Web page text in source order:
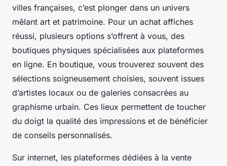
villes françaises, c’est plonger dans un univers
mêlant art et patrimoine. Pour un achat affiches
réussi, plusieurs options s’offrent à vous, des
boutiques physiques spécialisées aux plateformes
en ligne. En boutique, vous trouverez souvent des
sélections soigneusement choisies, souvent issues
d’artistes locaux ou de galeries consacrées au
graphisme urbain. Ces lieux permettent de toucher
du doigt la qualité des impressions et de bénéficier
de conseils personnalisés.
Sur internet, les plateformes dédiées à la vente